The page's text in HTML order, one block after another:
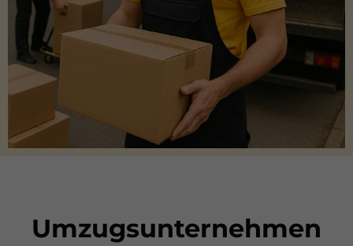
Umzugsunternehmen